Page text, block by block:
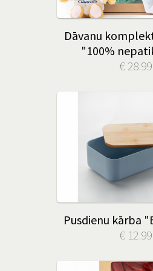
Dāvanu
"100%
€ 28.99
Pusdienu kārba
€ 12.99